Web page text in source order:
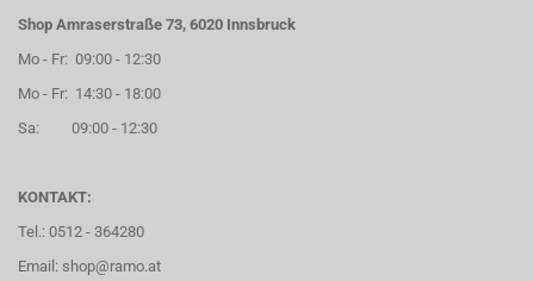
Shop Amraserstraße 73, 6020 Innsbruck
Mo - Fr: 09:00 - 12:30
Mo - Fr: 14:30 - 18:00
Sa: 09:00 - 12:30
KONTAKT:
Tel.: 0512 - 364280
Email: shop@ramo.at